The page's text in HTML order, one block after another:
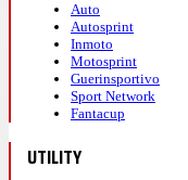
Auto
Autosprint
Inmoto
Motosprint
Guerinsportivo
Sport Network
Fantacup
UTILITY